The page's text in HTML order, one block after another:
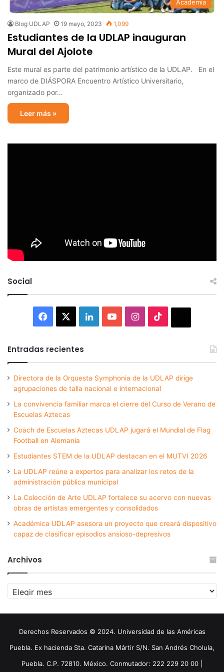
Academia
Blog UDLAP 19 mayo, 2023 1,099
Estudiantes de la UDLAP inauguran
Mural del Ajolote
Este mural es parte del patrimonio artístico de la UDLAP. En el
marco de DIÁSPORA Encuentro Artístico Universitario,
organizado por…
Leer más »
Social
Facebook LinkedInYouTubeInstagram
Entradas recientes
Directora de la Orquesta Symphonia de la UDLAP dirige
agrupaciones de talla nacional e internacional
La convivencia familiar marca el cierre del Curso de Verano de
Escuelas Aztecas
Coach de Escuelas Aztecas UDLAP jugará el Mundial de Flag
Football en Alemania
Estudiantes STEM de la UDLAP destacan en el MUTVI 2026
La UDLAP reúne a expertos para analizar los retos de la
administración pública municipal
La Colección de Arte UDLAP fortalece su acervo con nuevas
obras de artistas emergentes y consolidados
Académica UDLAP asesora un proyecto que creará dispositivo
capaz de clasificar episodios ansioso-depresivos
Archivos
Archivos
Derechos Reservados © 2024. Universidad de las Américas
Puebla. Ex hacienda Sta. Catarina Mártir S/N. San Andrés Cholula,
Puebla. C.P. 72810. México. Conmutador: 222 229 20 00 |